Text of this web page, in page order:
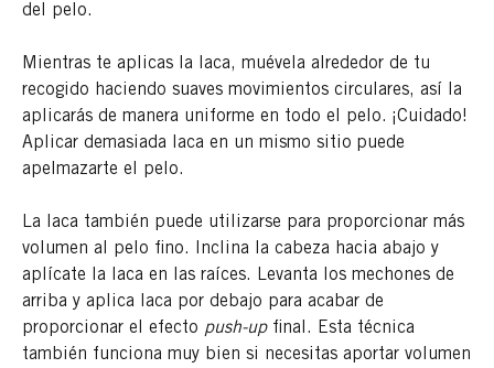
del pelo.
Mientras te aplicas la laca, muévela alrededor de tu
recogido haciendo suaves movimientos circulares, así la
aplicarás de manera uniforme en todo el pelo. ¡Cuidado!
Aplicar demasiada laca en un mismo sitio puede
apelmazarte el pelo.
La laca también puede utilizarse para proporcionar más
volumen al pelo fino. Inclina la cabeza hacia abajo y
aplícate la laca en las raíces. Levanta los mechones de
arriba y aplica laca por debajo para acabar de
proporcionar el efecto push-up final. Esta técnica
también funciona muy bien si necesitas aportar volumen